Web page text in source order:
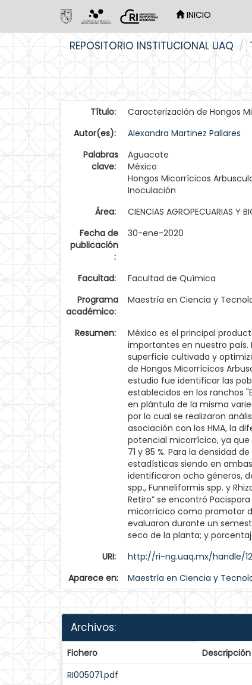
INICIO
REPOSITORIO INSTITUCIONAL UAQ
Título:
Caracterización de Hongos
Autor(es):
Alexandra Martinez Pallares
Palabras
clave:
Aguacate
México
Hongos Micorrícicos
Inoculación
Área:
CIENCIAS AGROPECUARIAS Y
Fecha de
publicación
:
30-ene-2020
Facultad:
Facultad de Química
Programa
académico:
Maestría en Ciencia y
Resumen:
México es el principal
importantes en nuestro país.
superficie cultivada y
de Hongos Micorrícicos
estudio fue identificar las
establecidos en los ranchos
en plántula de la misma
por lo cual se realizaron
asociación con los HMA, la
potencial micorrícico, ya
71 y 85 %. Para la densidad
estadísticas siendo en
identificaron ocho géneros,
spp., Funneliformis spp. y
Retiro” se encontró
micorrícico como promotor
evaluaron durante un
seco de la planta; y
URI:
http://ri-ng.uaq.mx/handle/
Aparece en:
Maestría en Ciencia y
Archivos:
Fichero Descripción
RI005071.pdf